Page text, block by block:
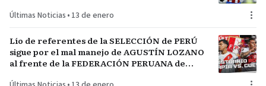
Últimas Noticias • 13 de enero
Lío de referentes de la SELECCIÓN de PERÚ
sigue por el mal manejo de AGUSTÍN LOZANO
al frente de la FEDERACIÓN PERUANA de